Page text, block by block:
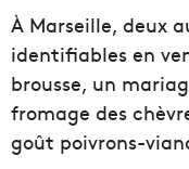
À Marseille, deux
identifiables en
brousse, un
fromage des
goût poivrons-